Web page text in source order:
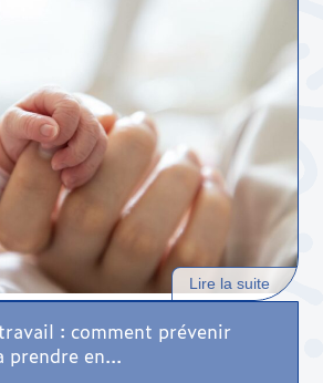
Lire la suite
: comment prévenir
prendre en...